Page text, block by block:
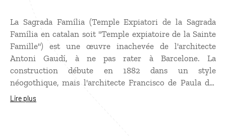
La Sagrada Família (Temple Expiatori de la Sagrada
Família en catalan soit "Temple expiatoire de la Sainte
Famille") est une œuvre inachevée de l'architecte
Antoni Gaudí, à ne pas rater à Barcelone. La
construction débute en 1882 dans un style
néogothique, mais l'architecte Francisco de Paula del
Villar y Lozano jette l'éponge au bout d'un an, ne
Lire plus